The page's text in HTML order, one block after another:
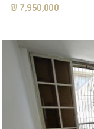
7,950,000 ₪